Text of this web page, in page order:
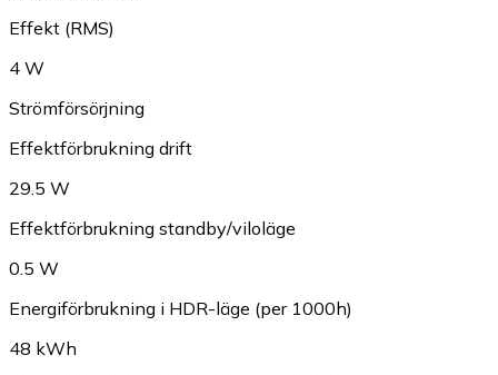
Effekt (RMS)
4 W
Strömförsörjning
Effektförbrukning drift
29.5 W
Effektförbrukning standby/viloläge
0.5 W
Energiförbrukning i HDR-läge (per 1000h)
48 kWh